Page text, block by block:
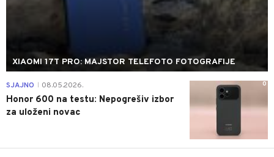
XIAOMI 17T PRO: MAJSTOR TELEFOTO FOTOGRAFIJE
0
SJAJNO 08.05.2026.
Honor 600 na testu: Nepogrešiv izbor
za uloženi novac